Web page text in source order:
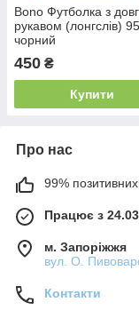
Bono Футболка з
рукавом (лонгслів)
чорний
450 ₴
Купити
Про нас
99% позитивних
Працює з
м. Запоріжжя
вул. О.
Контакти